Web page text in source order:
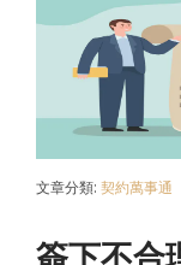
文章分類: 契約萬事通
簽下不合